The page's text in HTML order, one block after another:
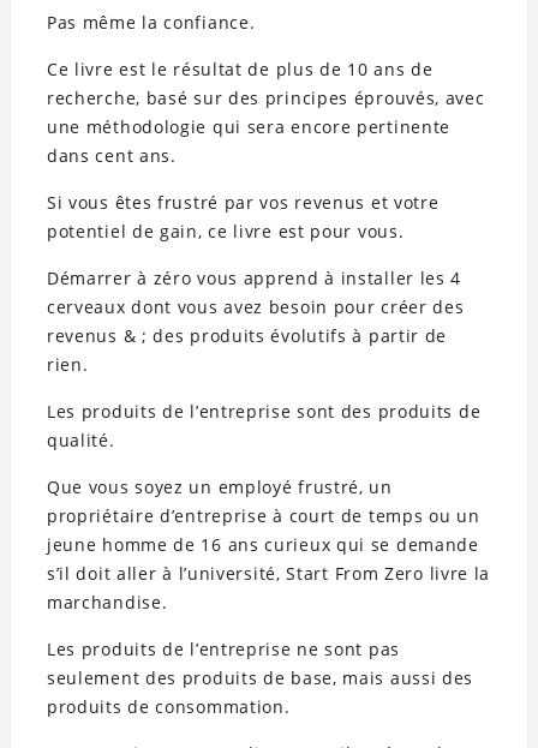
Pas même la confiance.
Ce livre est le résultat de plus de 10 ans de
recherche, basé sur des principes éprouvés, avec
une méthodologie qui sera encore pertinente
dans cent ans.
Si vous êtes frustré par vos revenus et votre
potentiel de gain, ce livre est pour vous.
Démarrer à zéro vous apprend à installer les 4
cerveaux dont vous avez besoin pour créer des
revenus & ; des produits évolutifs à partir de
rien.
Les produits de l’entreprise sont des produits de
qualité.
Que vous soyez un employé frustré, un
propriétaire d’entreprise à court de temps ou un
jeune homme de 16 ans curieux qui se demande
s’il doit aller à l’université, Start From Zero livre la
marchandise.
Les produits de l’entreprise ne sont pas
seulement des produits de base, mais aussi des
produits de consommation.